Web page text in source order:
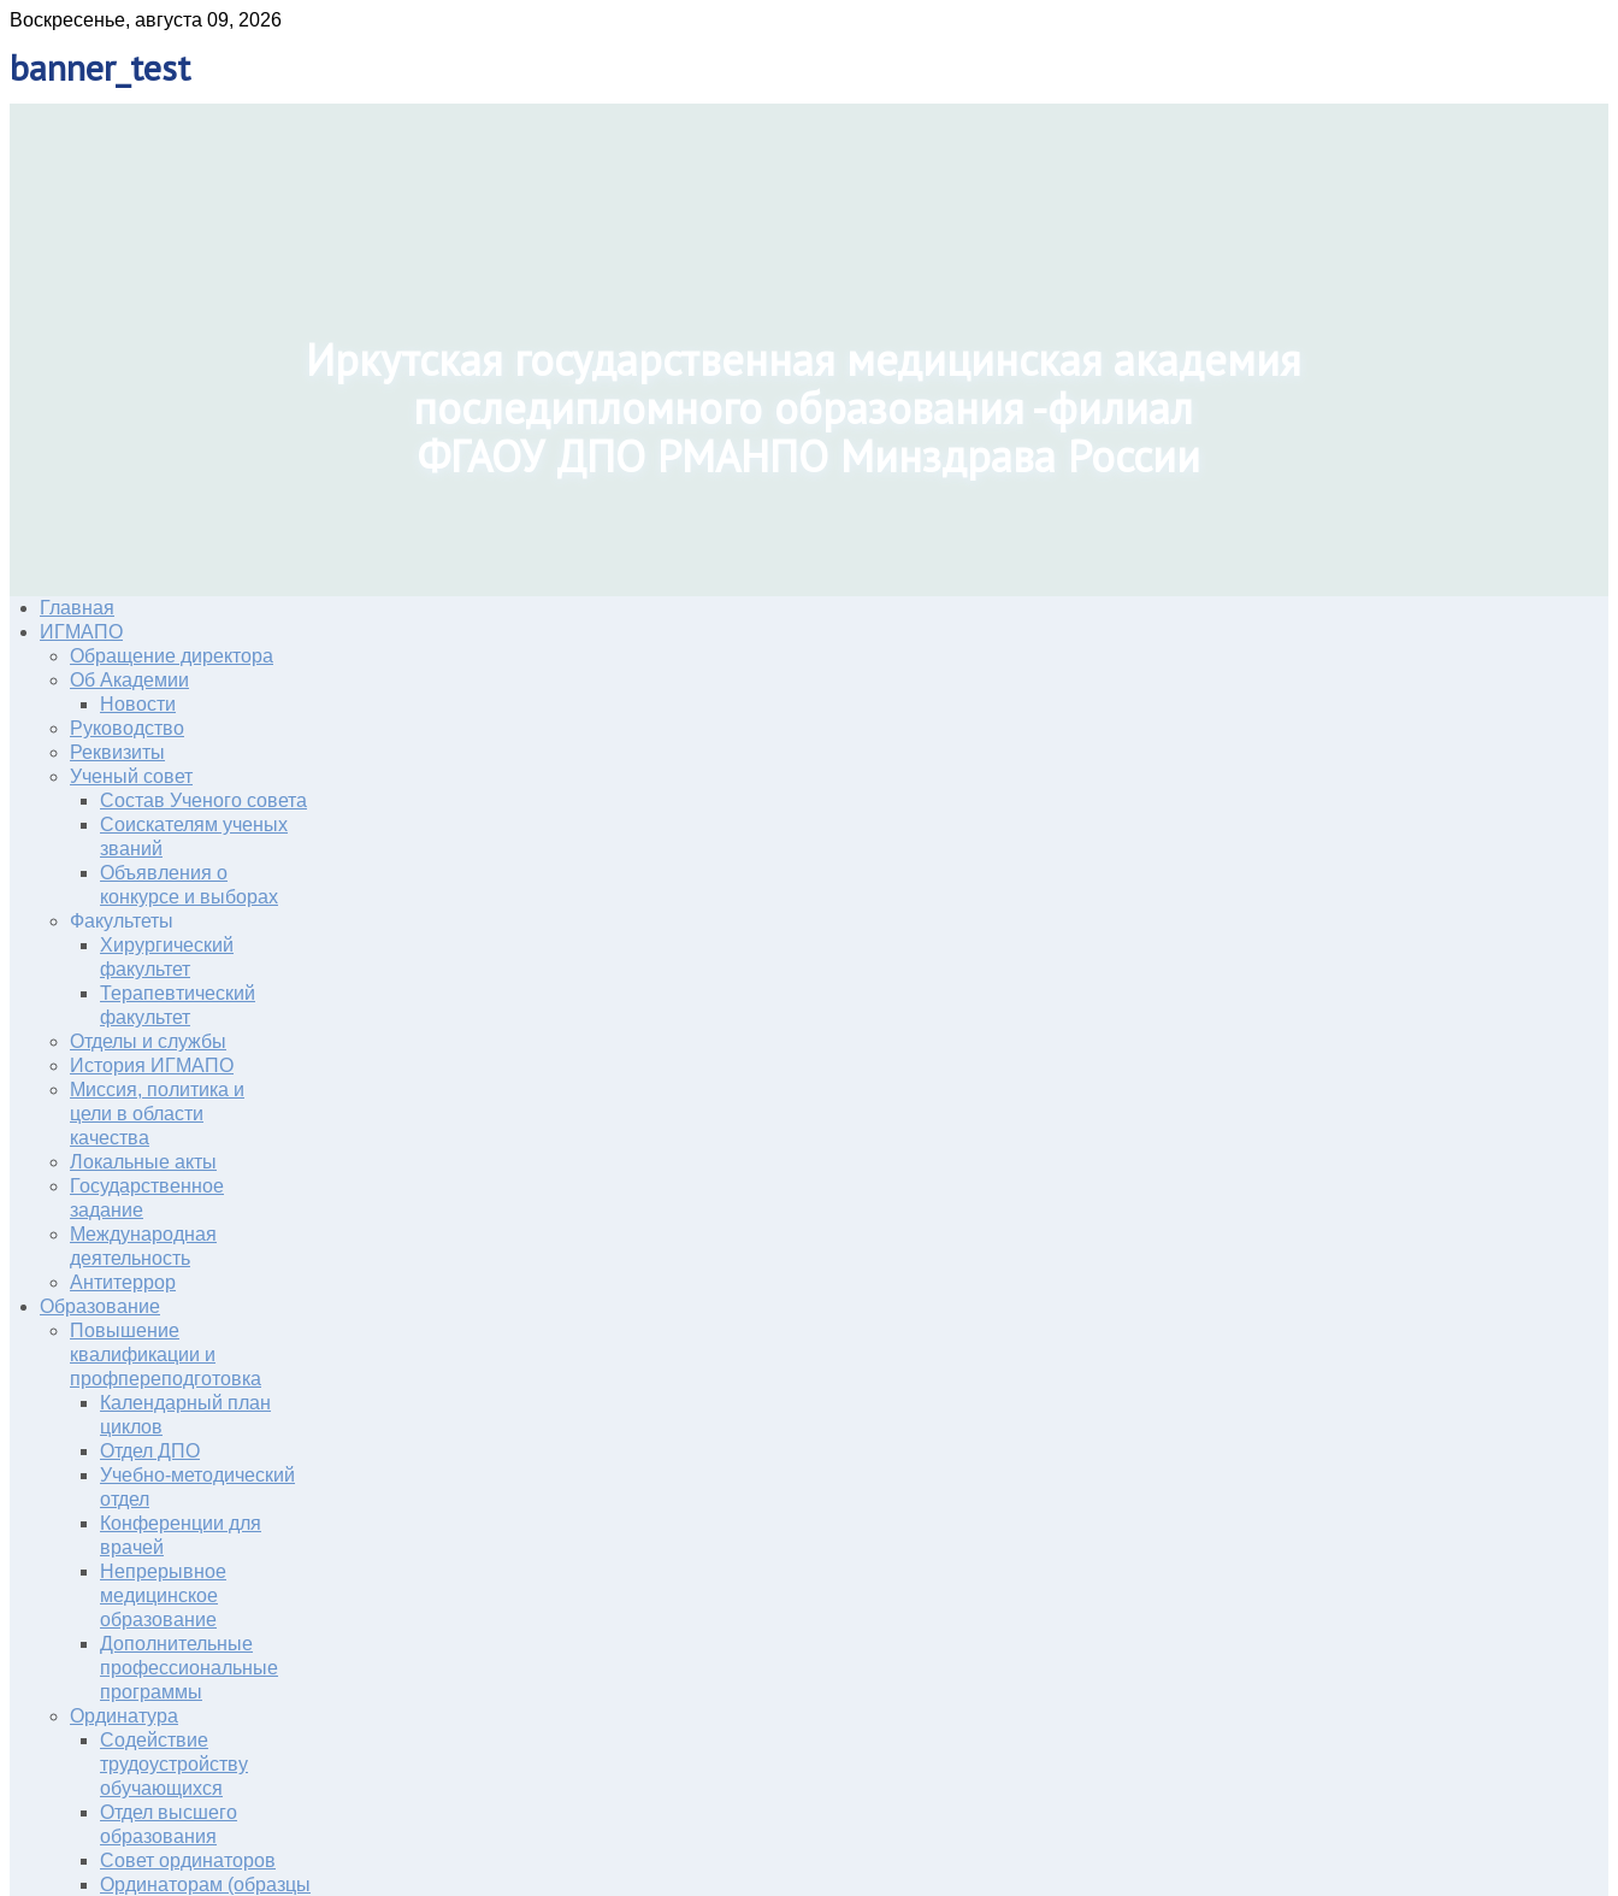
Воскресенье, августа 09, 2026
banner_test
Иркутская государственная медицинская академия
последипломного образования -филиал
ФГАОУ ДПО РМАНПО Минздрава России
Главная
ИГМАПО
Обращение директора
Об Академии
Новости
Руководство
Реквизиты
Ученый совет
Состав Ученого совета
Соискателям ученых
званий
Объявления о
конкурсе и выборах
Факультеты
Хирургический
факультет
Терапевтический
факультет
Отделы и службы
История ИГМАПО
Миссия, политика и
цели в области
качества
Локальные акты
Государственное
задание
Международная
деятельность
Антитеррор
Образование
Повышение
квалификации и
профпереподготовка
Календарный план
циклов
Отдел ДПО
Учебно-методический
отдел
Конференции для
врачей
Непрерывное
медицинское
образование
Дополнительные
профессиональные
программы
Ординатура
Содействие
трудоустройству
обучающихся
Отдел высшего
образования
Совет ординаторов
Ординаторам (образцы